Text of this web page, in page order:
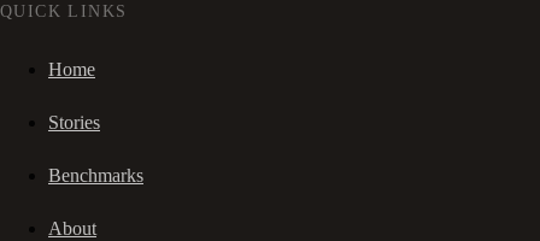
QUICK LINKS
Home
Stories
Benchmarks
About